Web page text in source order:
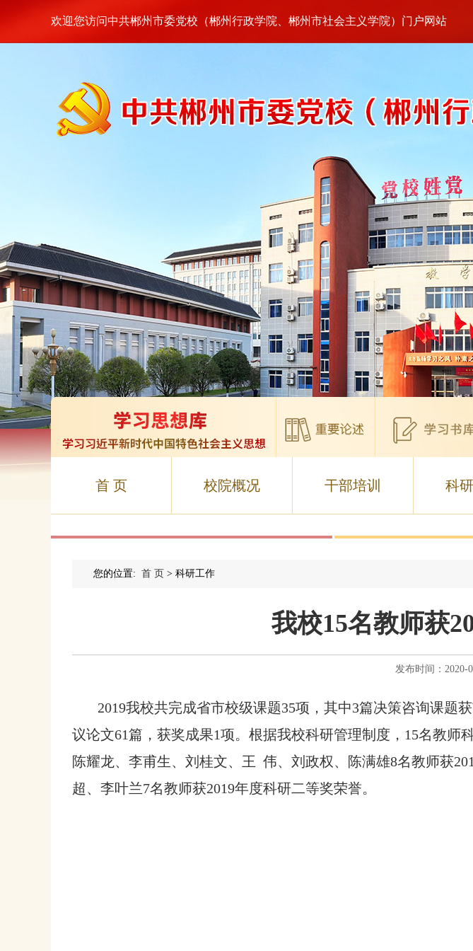
欢迎您访问中共郴州市委党校（郴州行政学院、郴州市社会主义学院）门户网站
首 页 校院概况 干部培训 科
您的位置: 首 页 > 科研工作
我校15名教师获
发布时间：2020-
2019我校共完成省市校级课题35项，其中3篇决策咨询课题
议论文61篇，获奖成果1项。根据我校科研管理制度，15名教师
陈耀龙、李甫生、刘桂文、王 伟、刘政权、陈满雄8名教师获
超、李叶兰7名教师获2019年度科研二等奖荣誉。